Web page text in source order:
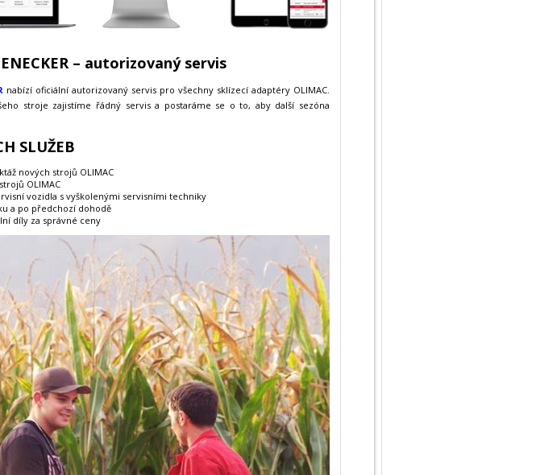
– autorizovaný servis
nabízí oficiální autorizovaný servis pro všechny sklízecí adaptéry OLIMAC.
stroje zajistíme řádný servis a postaráme se o to, aby další sezóna
SLUŽEB
nových strojů OLIMAC
OLIMAC
vozidla s vyškolenými servisními techniky
a po předchozí dohodě
díly za správné ceny